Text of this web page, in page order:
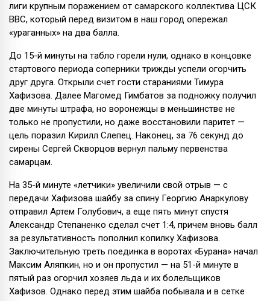
лиги крупным поражением от самарского коллектива ЦСК
ВВС, который перед визитом в наш город опережал
«ураганных» на два балла.
До 15-й минуты на табло горели нули, однако в концовке
стартового периода соперники трижды успели огорчить
друг друга. Открыли счет гости стараниями Тимура
Хафизова. Далее Магомед Гимбатов за подножку получил
две минуты штрафа, но воронежцы в меньшинстве не
только не пропустили, но даже восстановили паритет —
цель поразил Кирилл Слепец. Наконец, за 76 секунд до
сирены Сергей Скворцов вернул пальму первенства
самарцам.
На 35-й минуте «летчики» увеличили свой отрыв — с
передачи Хафизова шайбу за спину Георгию Анаркулову
отправил Артем Голубович, а еще пять минут спустя
Александр Степаненко сделал счет 1:4, причем вновь балл
за результативность пополнил копилку Хафизова.
Заключительную треть поединка в воротах «Бурана» начал
Максим Аляпкин, но и он пропустил — на 51-й минуте в
пятый раз огорчил хозяев льда и их болельщиков
Хафизов. Однако перед этим шайба побывала и в сетке